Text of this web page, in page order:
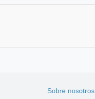
Sobre nosotros